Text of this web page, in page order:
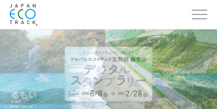
るもい
北海道
Rumoi - Hokkaido